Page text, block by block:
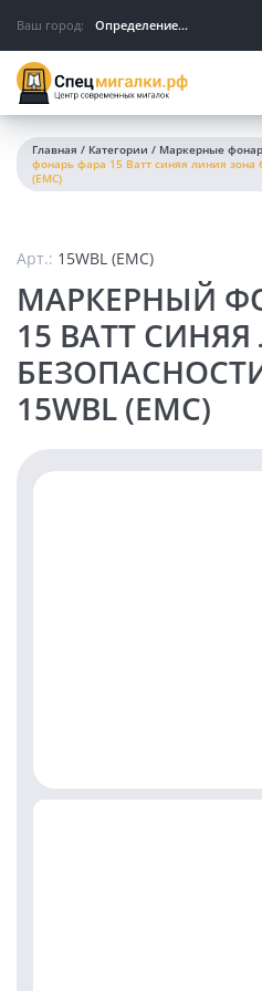
Ваш город: Определение...
Главная / Категории / Маркерные
фонарь фара 15 Ватт синяя линия зона
(EMC)
Арт.: 15WBL (EMC)
МАРКЕРНЫЙ
15 ВАТТ
15WBL (EMC)